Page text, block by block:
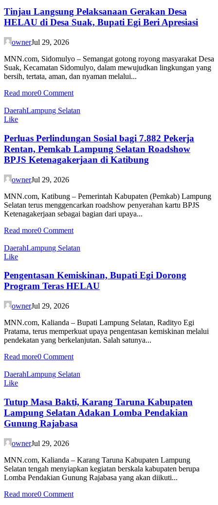
Tinjau Langsung Pelaksanaan Gerakan Desa
HELAU di Desa Suak, Bupati Egi Beri Apresiasi
ownerJul 29, 2026
MNN.com, Sidomulyo – Semangat gotong royong masyarakat Desa
Suak, Kecamatan Sidomulyo, dalam mewujudkan lingkungan yang
bersih, tertata, aman, dan nyaman melalui...
Read more0 Comment
DaerahLampung Selatan
Like
Perluas Perlindungan Sosial bagi 7.882 Pekerja
Rentan, Pemkab Lampung Selatan Roadshow
BPJS Ketenagakerjaan di Katibung
ownerJul 29, 2026
MNN.com, Katibung – Pemerintah Kabupaten (Pemkab) Lampung
Selatan terus menggencarkan roadshow penyerahan kartu BPJS
Ketenagakerjaan sebagai bagian dari upaya...
Read more0 Comment
DaerahLampung Selatan
Like
Pengentasan Kemiskinan, Bupati Egi Dorong
Program Teras HELAU
ownerJul 29, 2026
MNN.com, Kalianda – Bupati Lampung Selatan, Radityo Egi
Pratama, terus memperkuat upaya pengentasan kemiskinan melalui
pendekatan yang berkelanjutan. Salah satunya...
Read more0 Comment
DaerahLampung Selatan
Like
Tutup Masa Bakti, Karang Taruna Kabupaten
Lampung Selatan Adakan Lomba Pendakian
Gunung Rajabasa
ownerJul 29, 2026
MNN.com, Kalianda – Karang Taruna Kabupaten Lampung
Selatan tengah menyiapkan kegiatan berskala kabupaten berupa
Lomba Pendakian Gunung Rajabasa yang akan diikuti...
Read more0 Comment